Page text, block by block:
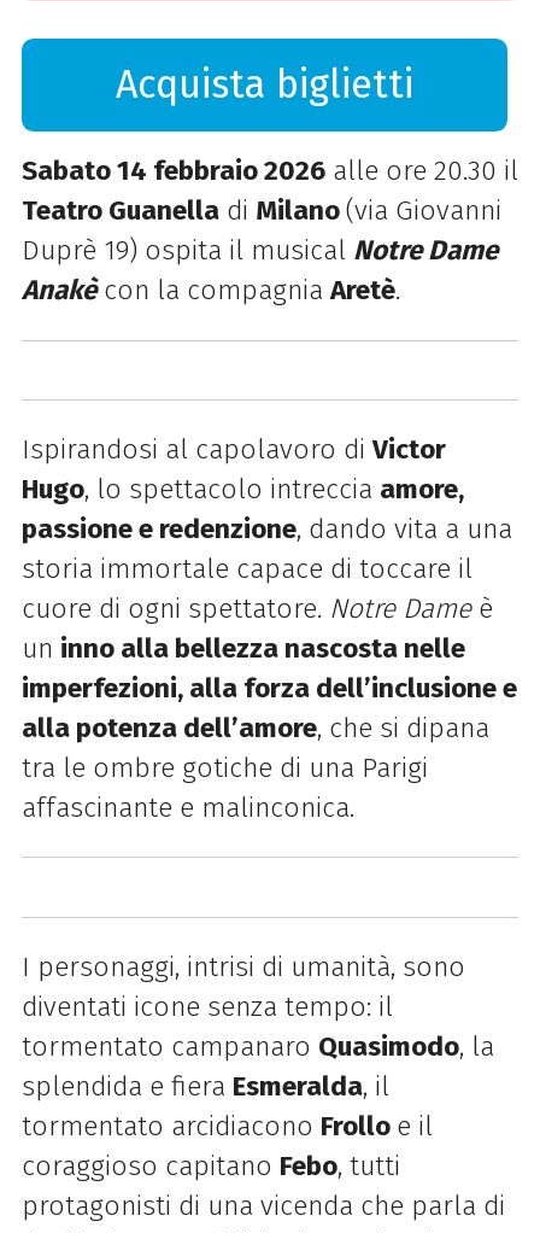
Acquista biglietti
Sabato 14 febbraio 2026alle ore 20.30 il
Teatro Guanelladi Milano(via Giovanni
Duprè 19) ospita il musical Notre Dame
Anakècon la compagniaAretè.
Ispirandosi al capolavoro diVictor
Hugo, lo spettacolo intreccia amore,
passione e redenzione, dando vita a una
storia immortale capace di toccare il
cuore di ogni spettatore. Notre Dameè
un inno alla bellezza nascosta nelle
imperfezioni, alla forza dell’inclusionee
alla potenza dell’amore, che si dipana
tra le ombre gotiche di una Parigi
affascinante e malinconica.
I personaggi, intrisi di umanità, sono
diventati icone senza tempo: il
tormentato campanaro Quasimodo, la
splendida e fiera Esmeralda, il
tormentato arcidiacono Frollo e il
coraggioso capitano Febo, tutti
protagonisti di una vicenda che parla di